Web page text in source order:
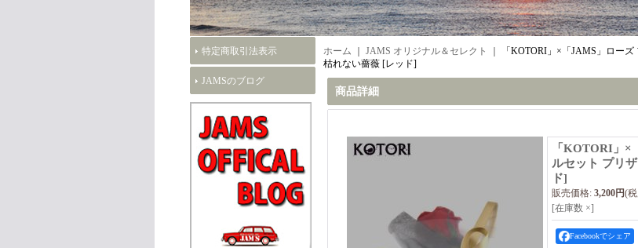
特定商取引法表示
JAMSのブログ
ホーム JAMS オリジナル＆セレクト
「KOTORI」×「JAMS」ロー
枯れない薔薇 [レッド]
商品詳細
「KOTORI」×
ルセット プリ
ド]
販売価格: 3,200円(
[在庫数 ×]
Facebookでシェア